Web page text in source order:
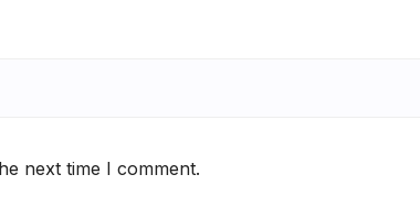
next time I comment.